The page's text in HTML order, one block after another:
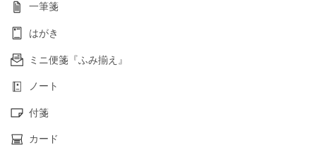
一筆箋
はがき
ミニ便箋『ふみ揃え』
ノート
付箋
カード